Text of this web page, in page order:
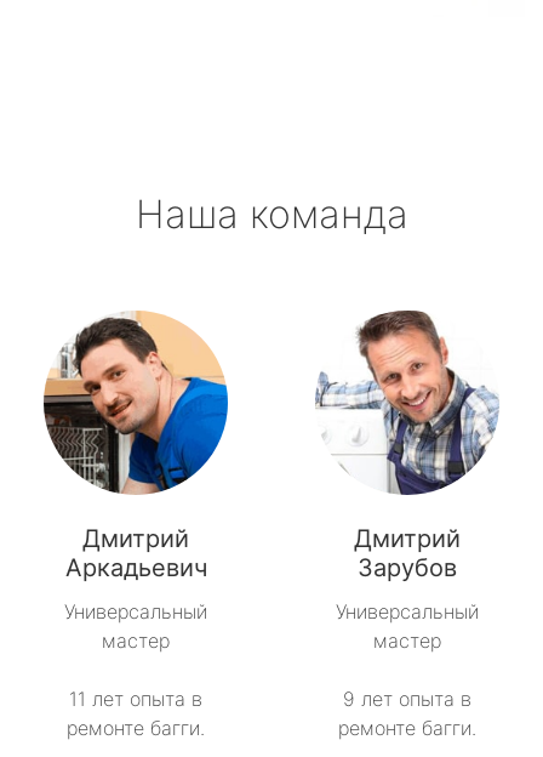
Наша команда
Дмитрий
Аркадьевич
Универсальный
мастер
11 лет опыта в
ремонте багги.
Дмитрий
Зарубов
Универсальный
мастер
9 лет опыта в
ремонте багги.